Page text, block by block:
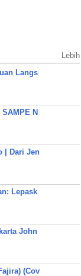
Lebih
Langs
SAMPE N
| Dari Jen
Lepask
John
(Cov